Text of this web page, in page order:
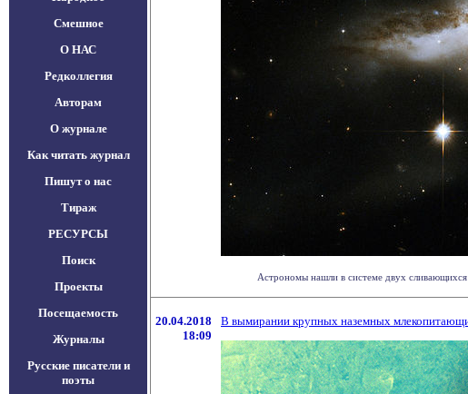
Смешное
О НАС
Редколлегия
Авторам
О журнале
Как читать журнал
Пишут о нас
Тираж
РЕСУРСЫ
Поиск
Проекты
Посещаемость
Журналы
Русские писатели и
поэты
Астрономы нашли в системе двух сливающихся
20.04.2018
18:09
В вымирании крупных наземных